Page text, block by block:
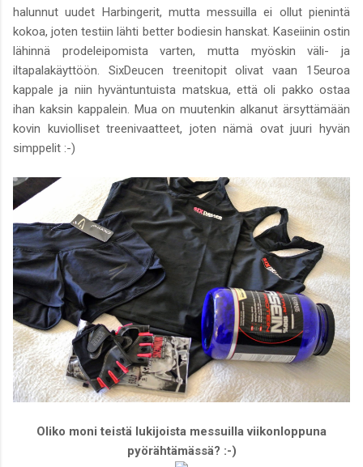
halunnut uudet Harbingerit, mutta messuilla ei ollut pienintä
kokoa, joten testiin lähti better bodiesin hanskat. Kaseiinin ostin
lähinnä prodeleipomista varten, mutta myöskin väli- ja
iltapalakäyttöön. SixDeucen treenitopit olivat vaan 15euroa
kappale ja niin hyväntuntuista matskua, että oli pakko ostaa
ihan kaksin kappalein. Mua on muutenkin alkanut ärsyttämään
kovin kuviolliset treenivaatteet, joten nämä ovat juuri hyvän
simppelit :-)
Oliko moni teistä lukijoista messuilla viikonloppuna
pyörähtämässä? :-)